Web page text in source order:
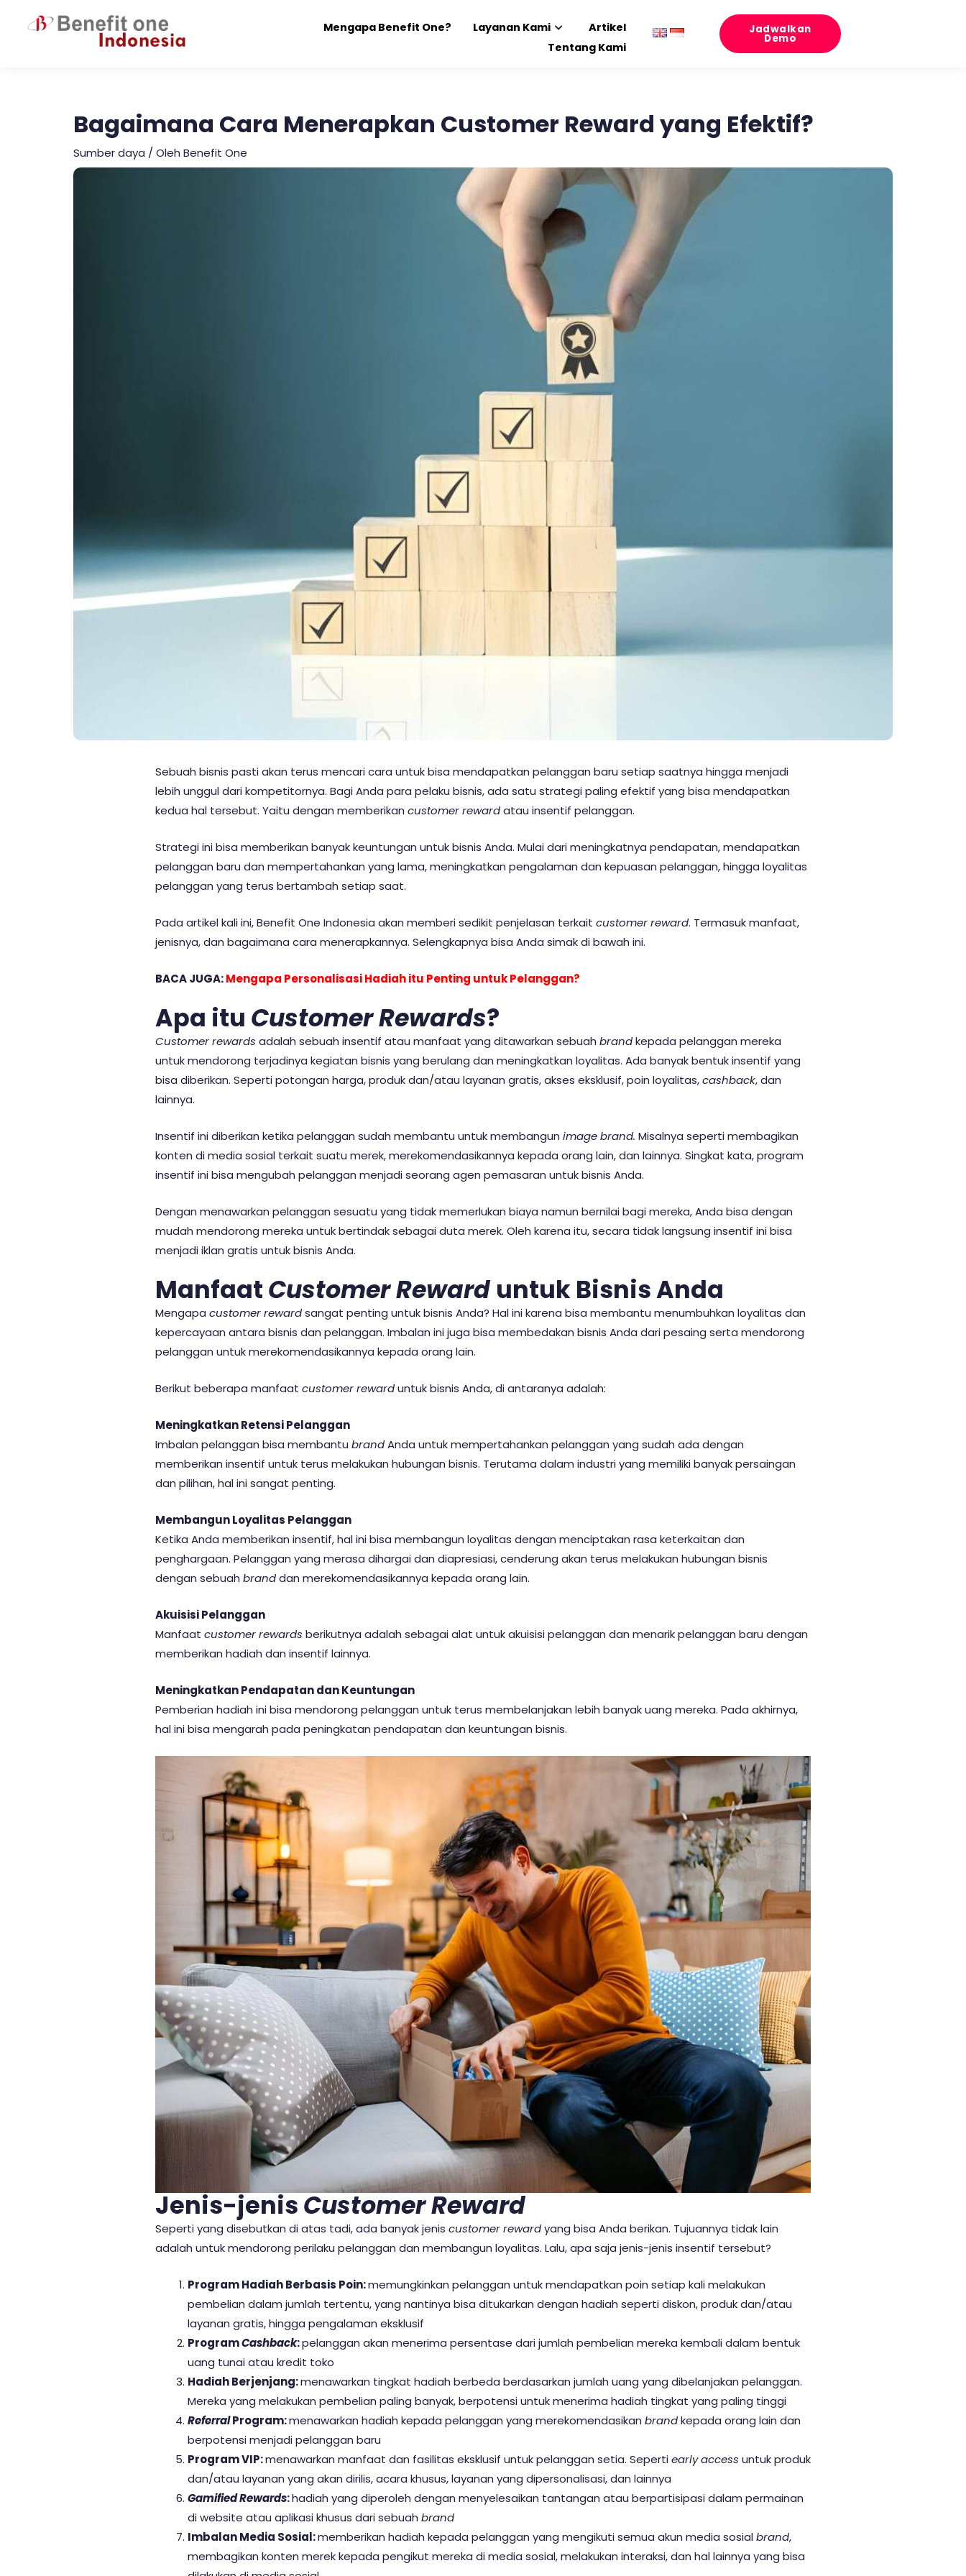
Mengapa Benefit One? Layanan Kami
Artikel
Tentang Kami
Jadwalkan
Demo
Bagaimana Cara Menerapkan Customer Reward yang Efektif?
Sumber daya / Oleh Benefit One
Sebuah bisnis pasti akan terus mencari cara untuk bisa mendapatkan pelanggan baru setiap saatnya hingga menjadi
lebih unggul dari kompetitornya. Bagi Anda para pelaku bisnis, ada satu strategi paling efektif yang bisa mendapatkan
kedua hal tersebut. Yaitu dengan memberikan customer rewardatau insentif pelanggan.
Strategi ini bisa memberikan banyak keuntungan untuk bisnis Anda. Mulai dari meningkatnya pendapatan, mendapatkan
pelanggan baru dan mempertahankan yang lama, meningkatkan pengalaman dan kepuasan pelanggan, hingga loyalitas
pelanggan yang terus bertambah setiap saat.
Pada artikel kali ini, Benefit One Indonesia akan memberi sedikit penjelasan terkait customer reward. Termasuk manfaat,
jenisnya, dan bagaimana cara menerapkannya. Selengkapnya bisa Anda simak di bawah ini.
BACA JUGA:Mengapa Personalisasi Hadiah itu Penting untuk Pelanggan?
Apa itu Customer Rewards?
Customer rewards adalah sebuah insentif atau manfaat yang ditawarkan sebuah brandkepada pelanggan mereka
untuk mendorong terjadinya kegiatan bisnis yang berulang dan meningkatkan loyalitas. Ada banyak bentuk insentif yang
bisa diberikan. Seperti potongan harga, produk dan/atau layanan gratis, akses eksklusif, poin loyalitas,cashback, dan
lainnya.
Insentif ini diberikan ketika pelanggan sudah membantu untuk membangun image brand. Misalnya seperti membagikan
konten di media sosial terkait suatu merek, merekomendasikannya kepada orang lain, dan lainnya. Singkat kata, program
insentif ini bisa mengubah pelanggan menjadi seorang agen pemasaran untuk bisnis Anda.
Dengan menawarkan pelanggan sesuatu yang tidak memerlukan biaya namun bernilai bagi mereka, Anda bisa dengan
mudah mendorong mereka untuk bertindak sebagai duta merek. Oleh karena itu, secara tidak langsung insentif ini bisa
menjadi iklan gratis untuk bisnis Anda.
ManfaatCustomer Reward untuk Bisnis Anda
Mengapa customer rewardsangat penting untuk bisnis Anda? Hal ini karena bisa membantu menumbuhkan loyalitas dan
kepercayaan antara bisnis dan pelanggan. Imbalan ini juga bisa membedakan bisnis Anda dari pesaing serta mendorong
pelanggan untuk merekomendasikannya kepada orang lain.
Berikut beberapa manfaat customer rewarduntuk bisnis Anda, di antaranya adalah:
Meningkatkan Retensi Pelanggan
Imbalan pelanggan bisa membantu brandAnda untuk mempertahankan pelanggan yang sudah ada dengan
memberikan insentif untuk terus melakukan hubungan bisnis. Terutama dalam industri yang memiliki banyak persaingan
dan pilihan, hal ini sangat penting.
Membangun Loyalitas Pelanggan
Ketika Anda memberikan insentif, hal ini bisa membangun loyalitas dengan menciptakan rasa keterkaitan dan
penghargaan. Pelanggan yang merasa dihargai dan diapresiasi, cenderung akan terus melakukan hubungan bisnis
dengan sebuah branddan merekomendasikannya kepada orang lain.
Akuisisi Pelanggan
Manfaat customer rewards berikutnya adalah sebagai alat untuk akuisisi pelanggan dan menarik pelanggan baru dengan
memberikan hadiah dan insentif lainnya.
Meningkatkan Pendapatan dan Keuntungan
Pemberian hadiah ini bisa mendorong pelanggan untuk terus membelanjakan lebih banyak uang mereka. Pada akhirnya,
hal ini bisa mengarah pada peningkatan pendapatan dan keuntungan bisnis.
Jenis-jenisCustomer Reward
Seperti yang disebutkan di atas tadi, ada banyak jenis customer rewardyang bisa Anda berikan. Tujuannya tidak lain
adalah untuk mendorong perilaku pelanggan dan membangun loyalitas. Lalu, apa saja jenis-jenis insentif tersebut?
Program Hadiah Berbasis Poin:memungkinkan pelanggan untuk mendapatkan poin setiap kali melakukan
pembelian dalam jumlah tertentu, yang nantinya bisa ditukarkan dengan hadiah seperti diskon, produk dan/atau
layanan gratis, hingga pengalaman eksklusif
ProgramCashback:pelanggan akan menerima persentase dari jumlah pembelian mereka kembali dalam bentuk
uang tunai atau kredit toko
Hadiah Berjenjang:menawarkan tingkat hadiah berbeda berdasarkan jumlah uang yang dibelanjakan pelanggan.
Mereka yang melakukan pembelian paling banyak, berpotensi untuk menerima hadiah tingkat yang paling tinggi
ReferralProgram:menawarkan hadiah kepada pelanggan yang merekomendasikan brandkepada orang lain dan
berpotensi menjadi pelanggan baru
Program VIP:menawarkan manfaat dan fasilitas eksklusif untuk pelanggan setia. Sepertiearly access untuk produk
dan/atau layanan yang akan dirilis, acara khusus, layanan yang dipersonalisasi, dan lainnya
Gamified Rewards:hadiah yang diperoleh dengan menyelesaikan tantangan atau berpartisipasi dalam permainan
di website atau aplikasi khusus dari sebuah brand
Imbalan Media Sosial:memberikan hadiah kepada pelanggan yang mengikuti semua akun media sosialbrand,
membagikan konten merek kepada pengikut mereka di media sosial, melakukan interaksi, dan hal lainnya yang bisa